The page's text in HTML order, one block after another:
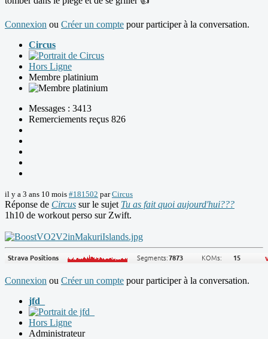
Connexion ou Créer un compte pour participer à la conversation.
Circus
Hors Ligne
Membre platinium
Messages : 3413
Remerciements reçus 826
il y a 3 ans 10 mois #181502 parCircus
Réponse de Circus sur le sujet Tu as fait quoi aujourd'hui???
1h10 de workout perso sur Zwift.
Connexion ou Créer un compte pour participer à la conversation.
jfd_
Hors Ligne
Administrateur